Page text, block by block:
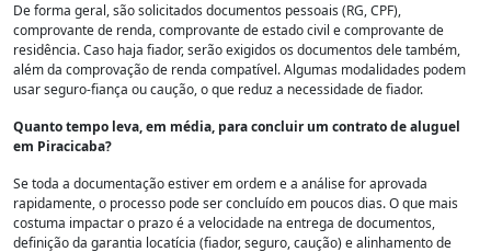
De forma geral, são solicitados documentos pessoais (RG, CPF),
comprovante de renda, comprovante de estado civil e comprovante de
residência. Caso haja fiador, serão exigidos os documentos dele também,
além da comprovação de renda compatível. Algumas modalidades podem
usar seguro-fiança ou caução, o que reduz a necessidade de fiador.
Quanto tempo leva, em média, para concluir um contrato de aluguel
em Piracicaba?
Se toda a documentação estiver em ordem e a análise for aprovada
rapidamente, o processo pode ser concluído em poucos dias. O que mais
costuma impactar o prazo é a velocidade na entrega de documentos,
definição da garantia locatícia (fiador, seguro, caução) e alinhamento de